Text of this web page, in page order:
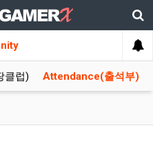
클럽) Attendance(출석부)